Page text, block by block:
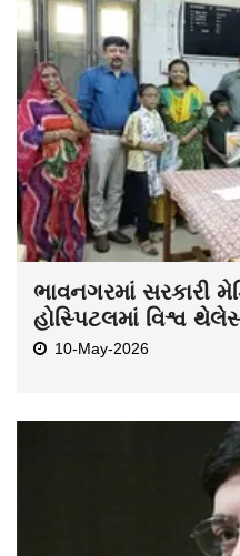
ભાવનગરમાં સરકારી
હોસ્પિટલમાં વિશ્વ
10-May-2026